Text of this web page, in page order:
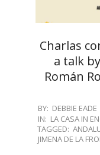
Charlas
a talk
Román
2024-
12-
01
BY: DEBBIE EADE
IN: LA CASA IN
TAGGED:
JIMENA DE LA